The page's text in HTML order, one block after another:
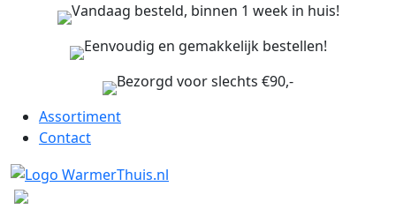
Vandaag besteld, binnen 1 week in huis!
Eenvoudig en gemakkelijk bestellen!
Bezorgd voor slechts €90,-
Assortiment
Contact